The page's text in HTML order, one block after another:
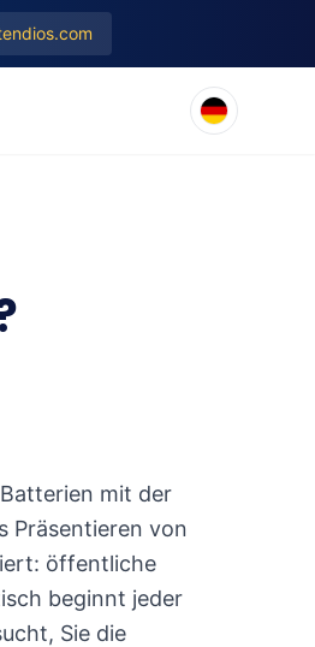
mit der
Präsentieren von
öffentliche
beginnt jeder
Sie die